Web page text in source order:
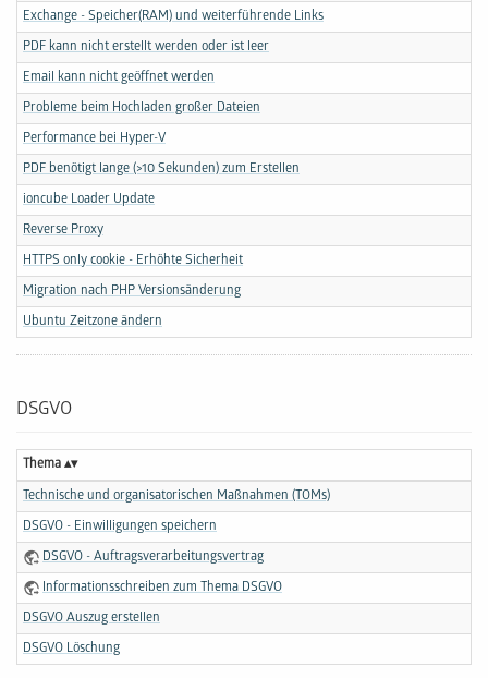
Exchange - Speicher(RAM) und weiterführende Links
PDF kann nicht erstellt werden oder ist leer
Email kann nicht geöffnet werden
Probleme beim Hochladen großer Dateien
Performance bei Hyper-V
PDF benötigt lange (>10 Sekunden) zum Erstellen
ioncube Loader Update
Reverse Proxy
HTTPS only cookie - Erhöhte Sicherheit
Migration nach PHP Versionsänderung
Ubuntu Zeitzone ändern
DSGVO
Thema
Technische und organisatorischen Maßnahmen (TOMs)
DSGVO - Einwilligungen speichern
DSGVO - Auftragsverarbeitungsvertrag
Informationsschreiben zum Thema DSGVO
DSGVO Auszug erstellen
DSGVO Löschung